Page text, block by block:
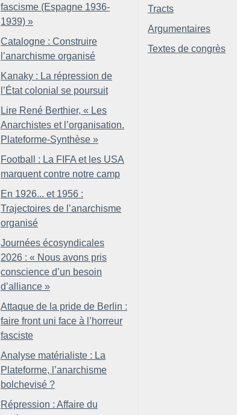
fascisme (Espagne 1936-
1939) »
Catalogne : Construire
l’anarchisme organisé
Kanaky : La répression de
l’État colonial se poursuit
Lire René Berthier, « Les
Anarchistes et l’organisation.
Plateforme-Synthèse »
Football : La FIFA et les USA
marquent contre notre camp
En 1926... et 1956 :
Trajectoires de l’anarchisme
organisé
Journées écosyndicales
2026 : « Nous avons pris
conscience d’un besoin
d’alliance »
Attaque de la pride de Berlin :
faire front uni face à l’horreur
fasciste
Analyse matérialiste : La
Plateforme, l’anarchisme
bolchevisé ?
Répression : Affaire du
Tracts
Argumentaires
Textes de congrès